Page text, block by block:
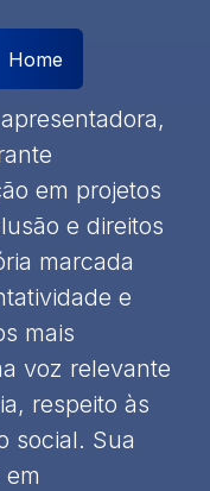
Home
em projetos
e direitos
marcada
e
mais
voz relevante
respeito às
social. Sua